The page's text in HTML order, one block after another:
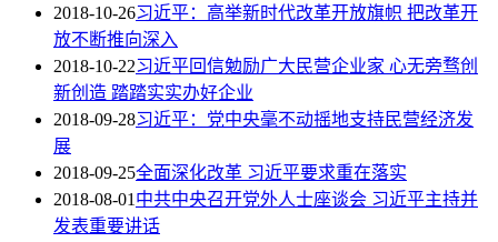
2018-10-26习近平：高举新时代改革开放旗帜 把改革开
放不断推向深入
2018-10-22习近平回信勉励广大民营企业家 心无旁骛创
新创造 踏踏实实办好企业
2018-09-28习近平：党中央毫不动摇地支持民营经济发
展
2018-09-25全面深化改革 习近平要求重在落实
2018-08-01中共中央召开党外人士座谈会 习近平主持并
发表重要讲话